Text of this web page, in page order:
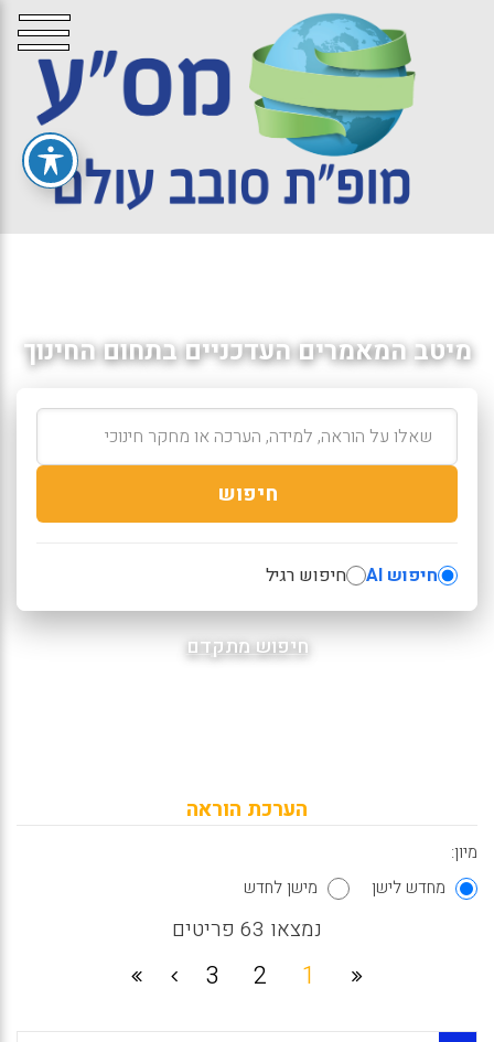
מיטב המאמרים העדכניים בתחום החינוך
חיפוש
חיפוש AI חיפוש רגיל
חיפוש מתקדם
הערכת הוראה
מיון:
מחדש לישן
מישן לחדש
נמצאו 63 פריטים
1
2
3